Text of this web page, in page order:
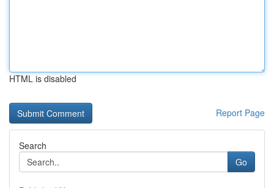
HTML is disabled
Report Page
Search
Go